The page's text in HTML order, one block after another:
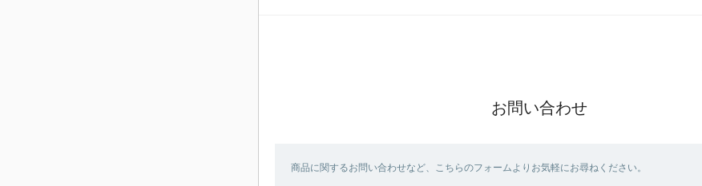
お問い合わせ
商品に関するお問い合わせなど、こちらのフォームよりお気軽にお尋ねください。